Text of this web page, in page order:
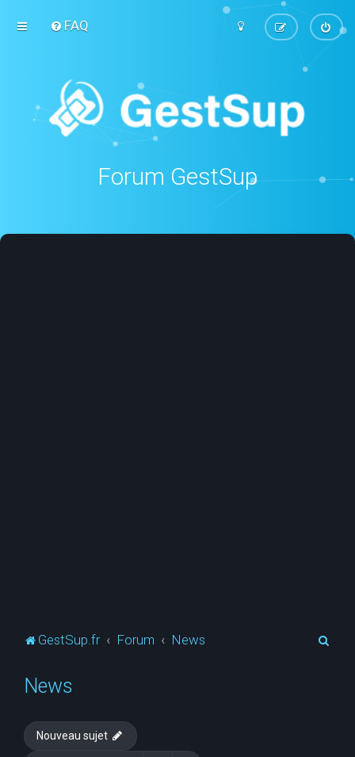
FAQ
Forum GestSup
GestSup.fr Forum News
News
Nouveau sujet